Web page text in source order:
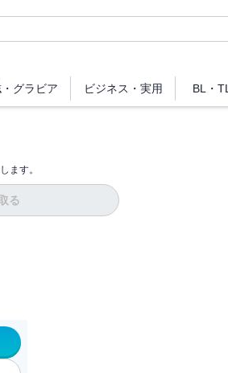
グラビア ビジネス ・実用 BL・TL
ます。
る